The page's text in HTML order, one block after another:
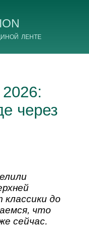
ленте
через
до
что
сейчас.